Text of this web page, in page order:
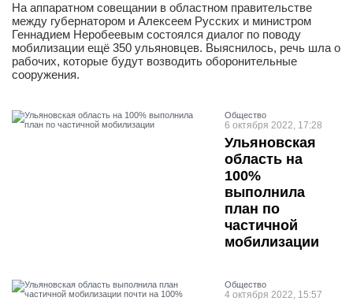
На аппаратном совещании в областном правительстве
между губернатором и Алексеем Русских и министром
Геннадием Неробеевым состоялся диалог по поводу
мобилизации ещё 350 ульяновцев. Выяснилось, речь шла о
рабочих, которые будут возводить оборонительные
сооружения.
Общество
6 октября 2022, 17:28
Ульяновская
область на
100%
выполнила
план по
частичной
мобилизации
Общество
4 октября 2022, 15:57